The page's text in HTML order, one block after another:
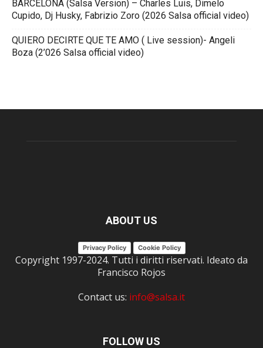
BARCELONA (Salsa Version) – Charles Luis, Dimelo
Cupido, Dj Husky, Fabrizio Zoro (2026 Salsa official video)
QUIERO DECIRTE QUE TE AMO ( Live session)- Angeli
Boza (2’026 Salsa official video)
ABOUT US
Privacy Policy Cookie Policy
Copyright 1997-2024. Tutti i diritti riservati. Ideato da
Francisco Rojos
Contact us: info@salsa.it
FOLLOW US